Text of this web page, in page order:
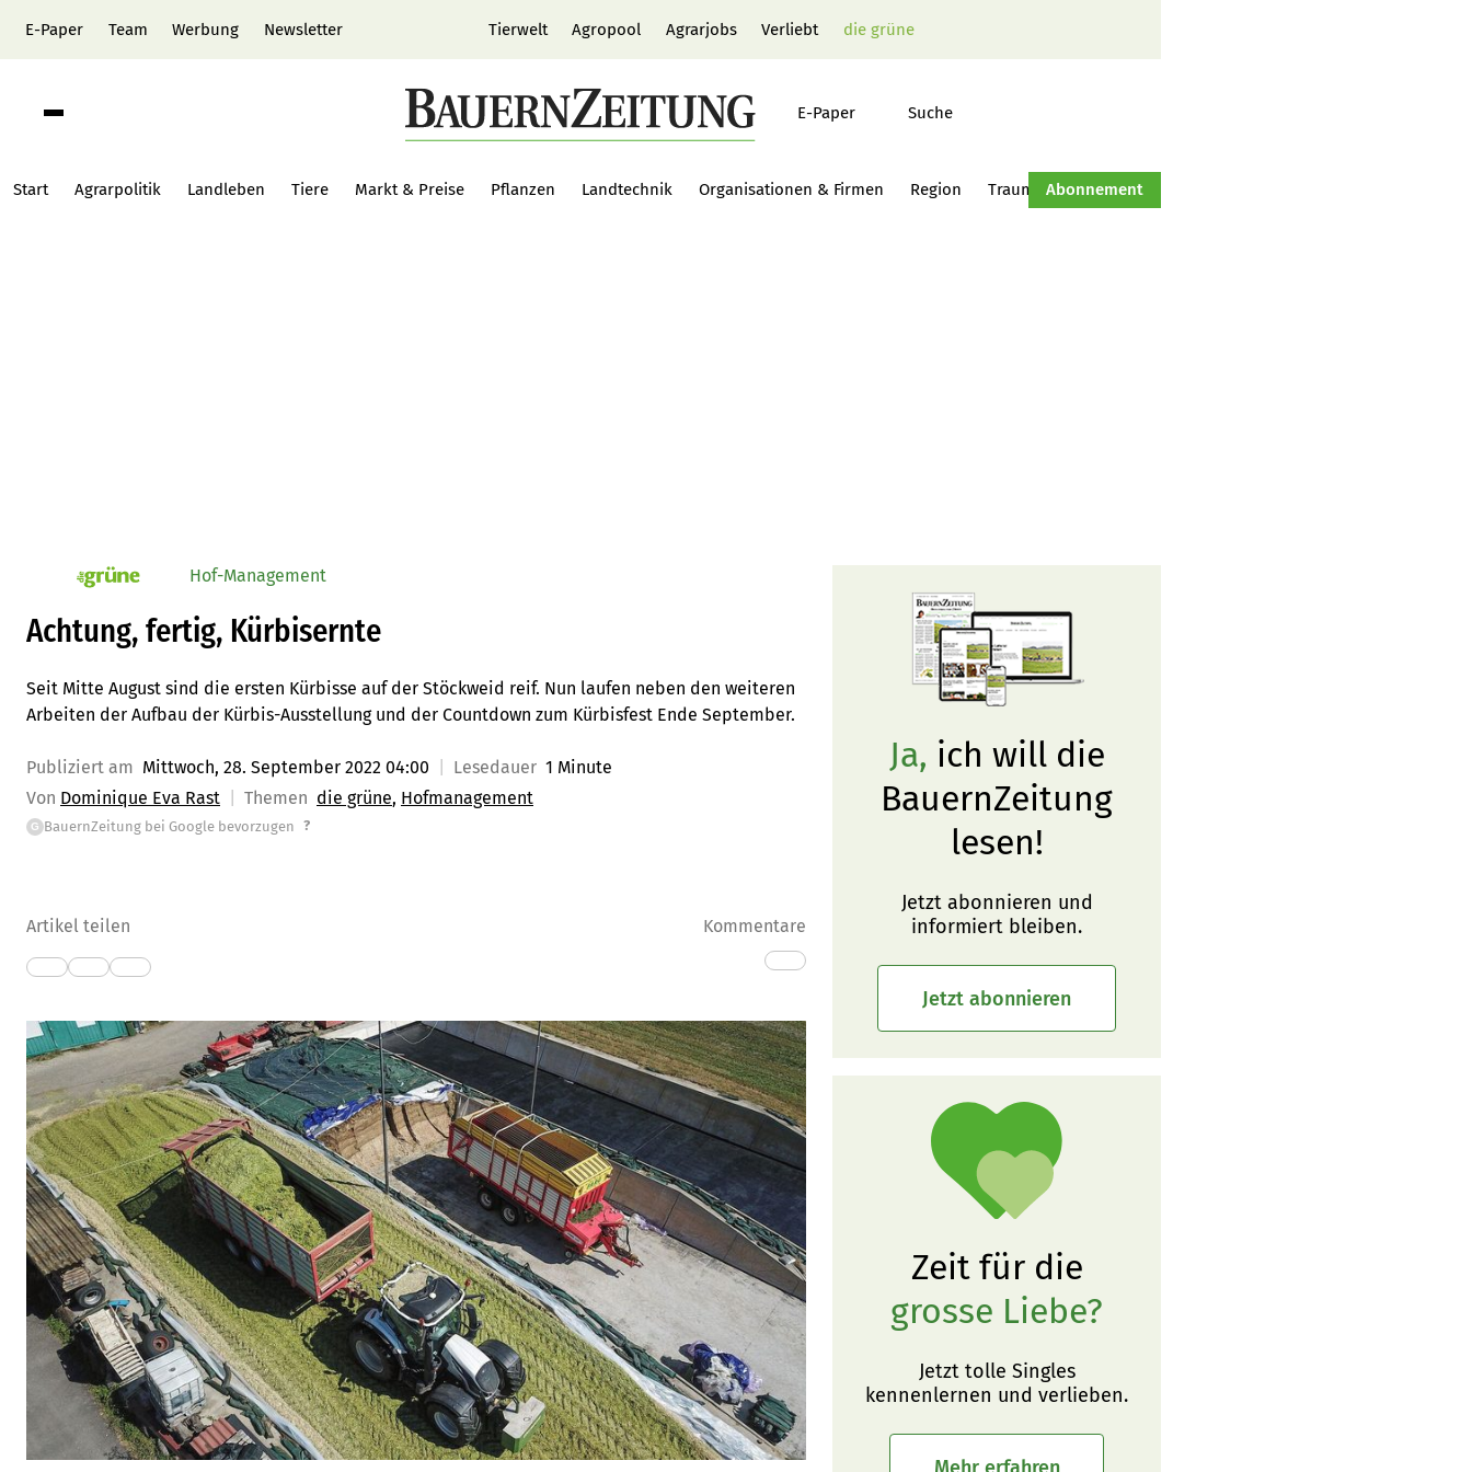
E-Paper Team Werbung Newsletter Tierwelt Agropool Agrarjobs Verliebt die grüne
E-Paper Suche
Start Agrarpolitik Landleben Tiere Markt & Preise Pflanzen Landtechnik Organisationen & Firmen Region Traumtraktor Hof-Management
Abonnement
pv_die-grune-online Hof-Management
Achtung, fertig, Kürbisernte
Seit Mitte August sind die ersten Kürbisse auf der Stöckweid reif. Nun laufen neben den weiteren
Arbeiten der Aufbau der Kürbis-Ausstellung und der Countdown zum Kürbisfest Ende September.
Publiziert am Mittwoch, 28. September 2022 04:00 Lesedauer 1 Minute
Von Dominique Eva Rast Themen die grüne Hofmanagement
G BauernZeitung bei Google bevorzugen ?
Artikel teilen Kommentare
Ja, ich will die
BauernZeitung
lesen!
Jetzt abonnieren und
informiert bleiben.
Jetzt abonnieren
Zeit für die
grosse Liebe?
Jetzt tolle Singles
kennenlernen und verlieben.